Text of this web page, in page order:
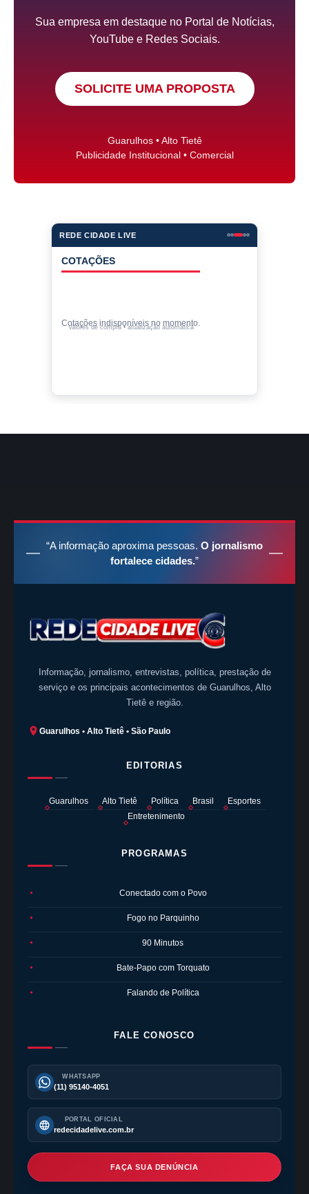
Sua empresa em destaque no Portal de Notícias,
YouTube e Redes Sociais.
SOLICITE UMA PROPOSTA
Guarulhos • Alto Tietê
Publicidade Institucional • Comercial
REDE CIDADE LIVE
COTAÇÕES
Cotações indisponíveis no momento.
Valores de compra • atualização automática
“A informação aproxima pessoas. O jornalismo
fortalece cidades.”
Informação, jornalismo, entrevistas, política, prestação de
serviço e os principais acontecimentos de Guarulhos, Alto
Tietê e região.
Guarulhos • Alto Tietê • São Paulo
EDITORIAS
Guarulhos Alto Tietê Política Brasil
Esportes
Entretenimento
PROGRAMAS
● Conectado com o Povo
● Fogo no Parquinho
● 90 Minutos
● Bate-Papo com Torquato
● Falando de Política
FALE CONOSCO
WHATSAPP
(11) 95140-4051
PORTAL OFICIAL
redecidadelive.com.br
FAÇA SUA DENÚNCIA